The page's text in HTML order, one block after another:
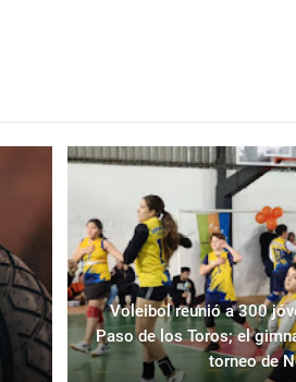
Voleibol reunió a 300
Paso de los Toros; el
torneo de